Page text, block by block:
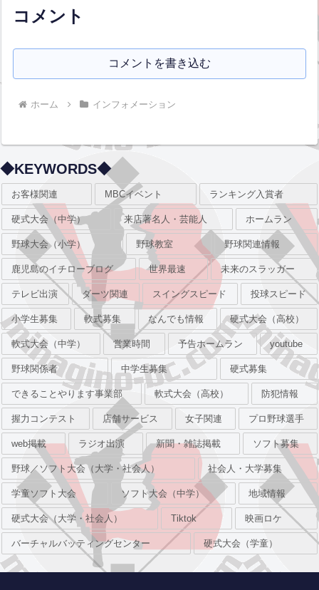
コメント
コメントを書き込む
ホーム インフォメーション
◆KEYWORDS◆
お客様関連 MBCイベント ランキング入賞者
硬式大会（中学） 来店著名人・芸能人 ホームラン
野球大会（小学） 野球教室 野球関連情報
鹿児島のイチローブログ 世界最速 未来のスラッガー
テレビ出演 ダーツ関連 スイングスピード 投球スピード
小学生募集 軟式募集 なんでも情報 硬式大会（高校）
軟式大会（中学） 営業時間 予告ホームラン youtube
野球関係者 中学生募集 硬式募集
できることやります事業部 軟式大会（高校） 防犯情報
握力コンテスト 店舗サービス 女子関連 プロ野球選手
web掲載 ラジオ出演 新聞・雑誌掲載 ソフト募集
野球／ソフト大会（大学・社会人） 社会人・大学募集
学童ソフト大会 ソフト大会（中学） 地域情報
硬式大会（大学・社会人） Tiktok 映画ロケ
バーチャルバッティングセンター 硬式大会（学童）